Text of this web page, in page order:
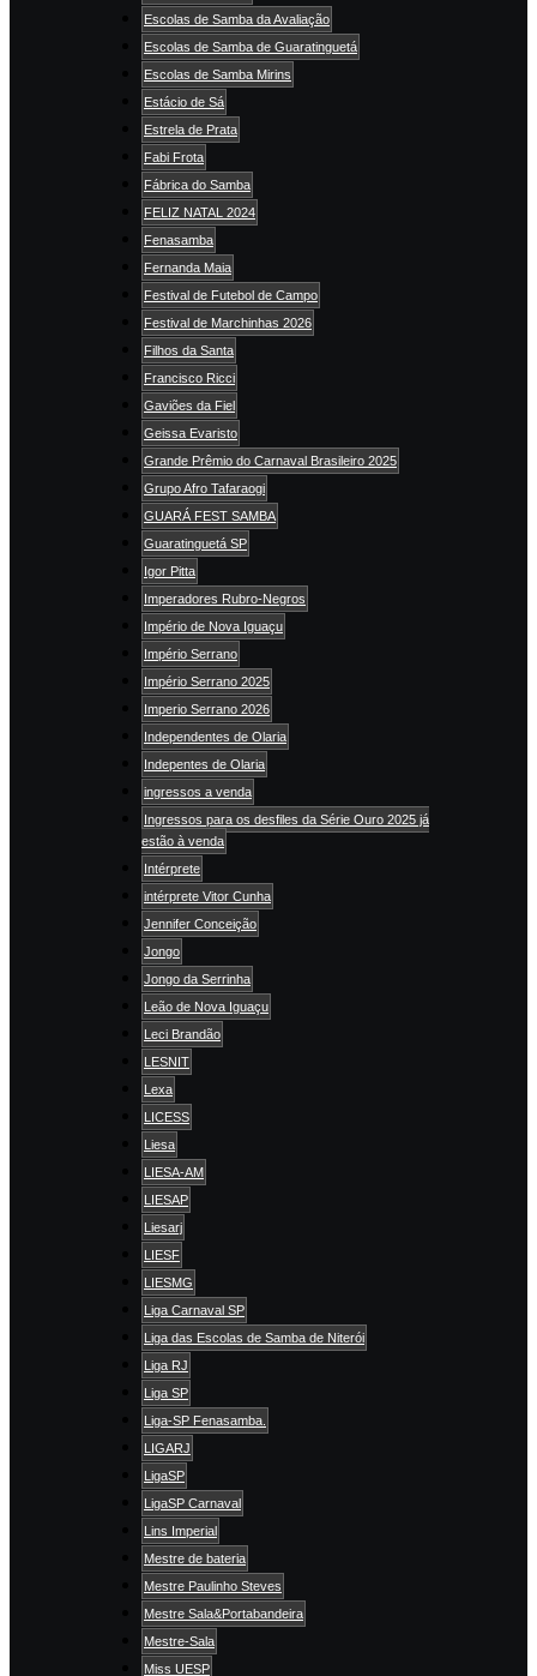
Escolas de Samba da Avaliação
Escolas de Samba de Guaratinguetá
Escolas de Samba Mirins
Estácio de Sá
Estrela de Prata
Fabi Frota
Fábrica do Samba
FELIZ NATAL 2024
Fenasamba
Fernanda Maia
Festival de Futebol de Campo
Festival de Marchinhas 2026
Filhos da Santa
Francisco Ricci
Gaviões da Fiel
Geissa Evaristo
Grande Prêmio do Carnaval Brasileiro 2025
Grupo Afro Tafaraogi
GUARÁ FEST SAMBA
Guaratinguetá SP
Igor Pitta
Imperadores Rubro-Negros
Império de Nova Iguaçu
Império Serrano
Império Serrano 2025
Imperio Serrano 2026
Independentes de Olaria
Indepentes de Olaria
ingressos a venda
Ingressos para os desfiles da Série Ouro 2025 já
estão à venda
Intérprete
intérprete Vitor Cunha
Jennifer Conceição
Jongo
Jongo da Serrinha
Leão de Nova Iguaçu
Leci Brandão
LESNIT
Lexa
LICESS
Liesa
LIESA-AM
LIESAP
Liesarj
LIESF
LIESMG
Liga Carnaval SP
Liga das Escolas de Samba de Niterói
Liga RJ
Liga SP
Liga-SP Fenasamba.
LIGARJ
LigaSP
LigaSP Carnaval
Lins Imperial
Mestre de bateria
Mestre Paulinho Steves
Mestre Sala&Portabandeira
Mestre-Sala
Miss UESP